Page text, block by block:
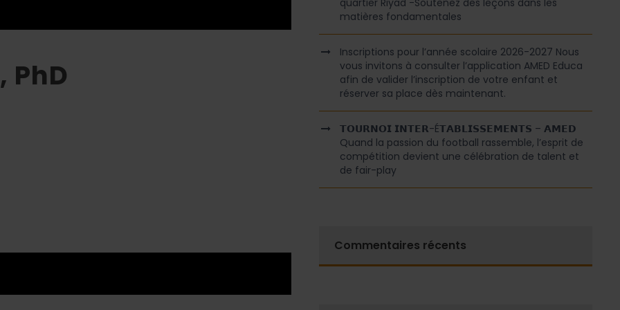
PhD
quartier Riyad -Soutenez des leçons dans les
matières fondamentales
Inscriptions pour l’année scolaire 2026-2027 Nous
vous invitons à consulter l’application AMED Educa
afin de valider l’inscription de votre enfant et
réserver sa place dès maintenant.
𝗧𝗢𝗨𝗥𝗡𝗢𝗜 𝗜𝗡𝗧𝗘𝗥-É𝗧𝗔𝗕𝗟𝗜𝗦𝗦𝗘𝗠𝗘𝗡𝗧𝗦 – 𝗔𝗠𝗘𝗗
Quand la passion du football rassemble, l’esprit de
compétition devient une célébration de talent et
de fair-play
Commentaires récents